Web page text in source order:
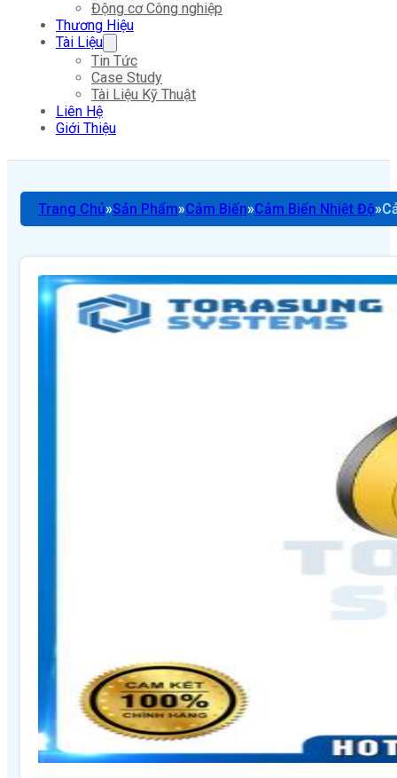
Động cơ Công nghiệp
Thương Hiệu
Tài Liệu
Tin Tức
Case Study
Tài Liệu Kỹ Thuật
Liên Hệ
Giới Thiệu
Trang Chủ Sản Phẩm Cảm Biến Cảm Biến Nhiệt Độ